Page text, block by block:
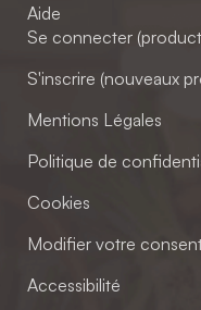
Aide
Se connecter
S'inscrire (nouveaux
Mentions Légales
Politique de
Cookies
Modifier votre
Accessibilité